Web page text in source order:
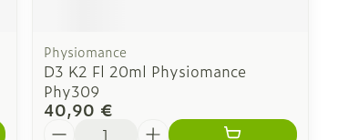
Physiomance
D3 K2 Fl 20ml Physiomance
Phy309
40,90 €
Quantité